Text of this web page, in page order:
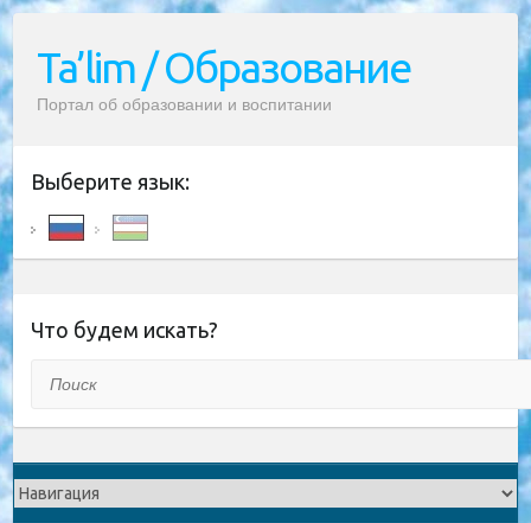
Ta’lim / Образование
Портал об образовании и воспитании
Выберите язык:
Что будем искать?